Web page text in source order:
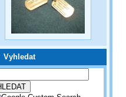
Vyhledat